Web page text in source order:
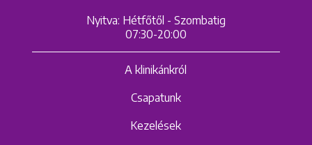
Nyitva: Hétfőtől - Szombatig
07:30-20:00
A klinikánkról
Csapatunk
Kezelések